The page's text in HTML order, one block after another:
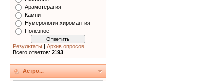
Арамотерапия
Камни
Нумерология,хиромантия
Полезное
Результаты | Архив опросов
Всего ответов: 2193
Астро...